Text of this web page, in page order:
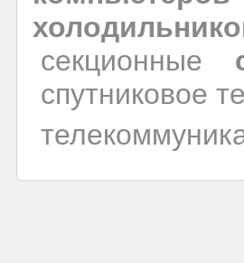
секционные
спутниковое